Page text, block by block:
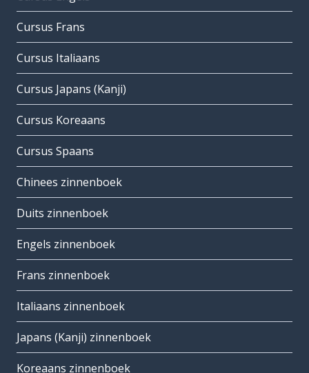
Cursus Frans
Cursus Italiaans
Cursus Japans (Kanji)
Cursus Koreaans
Cursus Spaans
Chinees zinnenboek
Duits zinnenboek
Engels zinnenboek
Frans zinnenboek
Italiaans zinnenboek
Japans (Kanji) zinnenboek
Koreaans zinnenboek